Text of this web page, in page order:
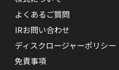
よくあるご質問
IRお問い合わせ
ディスクロージャーポリシー
免責事項